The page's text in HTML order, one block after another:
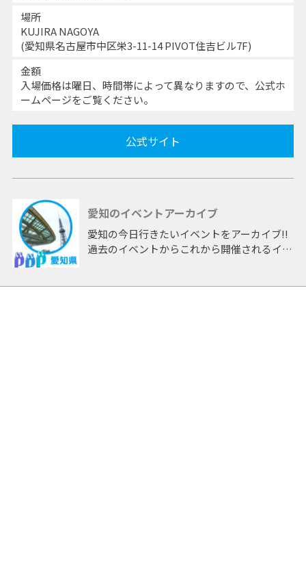
場所
KUJIRA NAGOYA
(愛知県名古屋市中区栄3-11-14 PIVOT住吉ビル7F)
金額
入場価格は曜日、時間帯によって異なりますので、公式ホ
ームページをご覧ください。
公式サイト
愛知のイベントアーカイブ
愛知の今日行きたいイベントをアーカイブ!!
過去のイベントからこれから開催されるイベ